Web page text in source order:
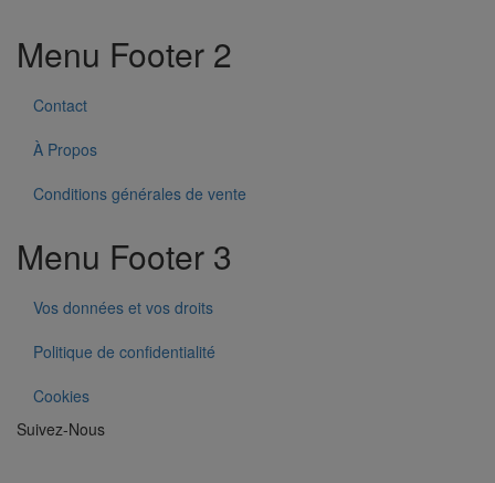
Menu Footer 2
Contact
À Propos
Conditions générales de vente
Menu Footer 3
Vos données et vos droits
Politique de confidentialité
Cookies
Suivez-Nous